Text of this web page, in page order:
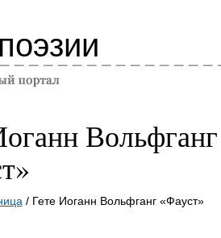
Вольфганг
/ Гете Иоганн Вольфганг «Фауст»